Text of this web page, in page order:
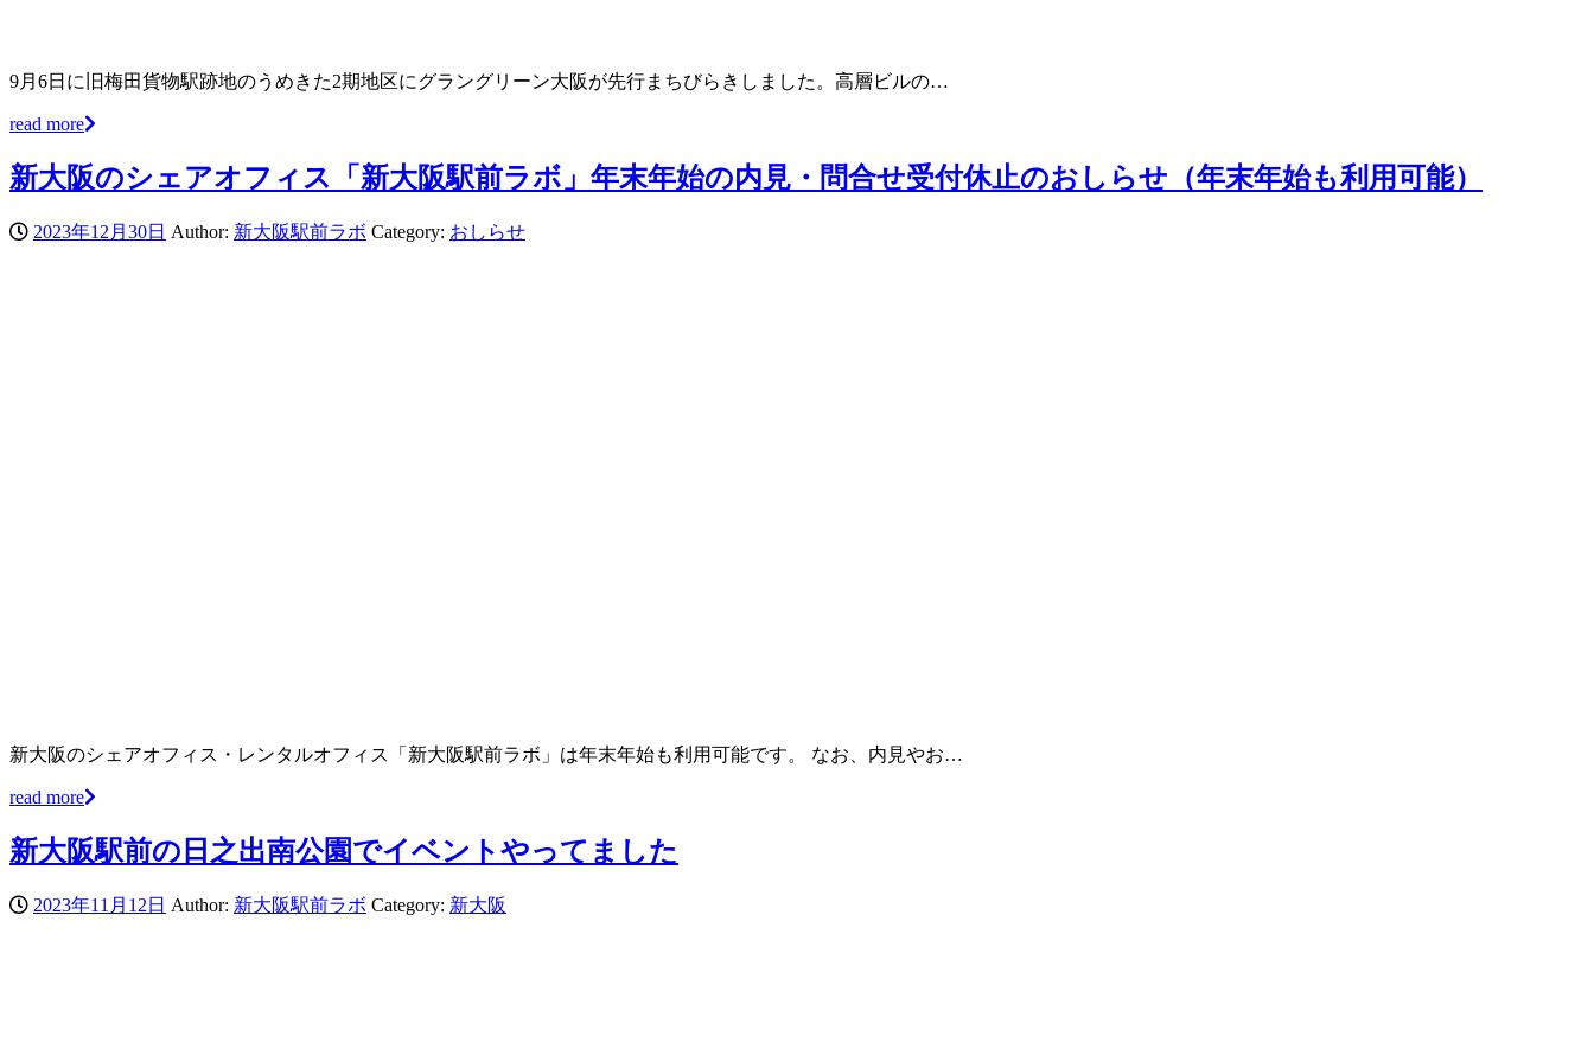
9月6日に旧梅田貨物駅跡地のうめきた2期地区にグラングリーン大阪が先行まちびらきしました。高層ビルの…
read more
新大阪のシェアオフィス「新大阪駅前ラボ」年末年始の内見・問合せ受付休止のおしらせ（年末年始も利用可能）
2023年12月30日 Author: 新大阪駅前ラボ Category: おしらせ
新大阪のシェアオフィス・レンタルオフィス「新大阪駅前ラボ」は年末年始も利用可能です。 なお、内見やお…
read more
新大阪駅前の日之出南公園でイベントやってました
2023年11月12日 Author: 新大阪駅前ラボ Category: 新大阪